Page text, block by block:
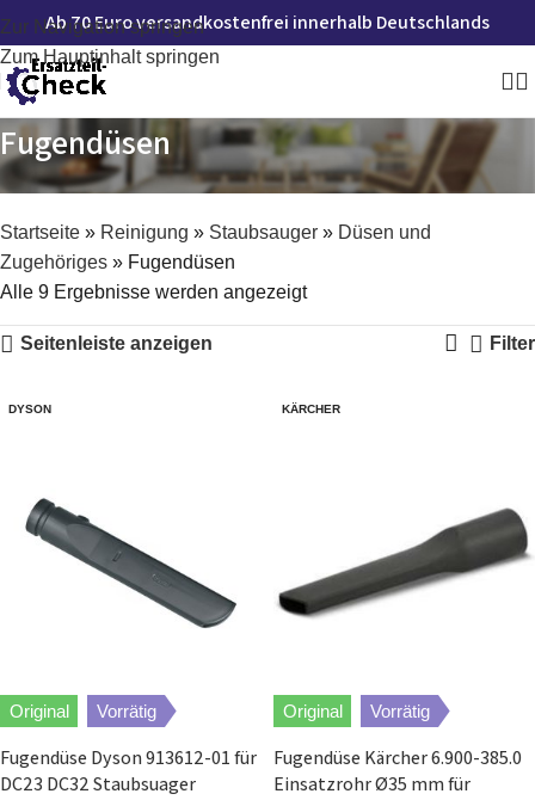
Zur Navigation springen
Zum Hauptinhalt springen
Ab 70 Euro versandkostenfrei innerhalb Deutschlands
Fugendüsen
Startseite » Reinigung » Staubsauger » Düsen und
Zugehöriges » Fugendüsen
Alle 9 Ergebnisse werden angezeigt
Seitenleiste anzeigen Filter
DYSON
Original Vorrätig
Fugendüse Dyson 913612-01 für
DC23 DC32 Staubsuager
KÄRCHER
Original Vorrätig
Fugendüse Kärcher 6.900-385.0
Einsatzrohr Ø35 mm für